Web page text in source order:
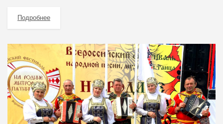
Подробнее